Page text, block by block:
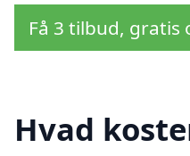
Få 3 tilbud,
Hvad